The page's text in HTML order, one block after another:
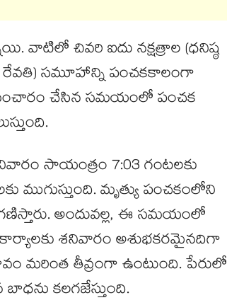
వాటిలో చివరి ఐదు నక్షత్రాల (ధనిష్ఠ
రేవతి) సమూహాన్ని పంచకకాలంగా
సంచారం చేసిన సమయంలో పంచక
సాయంత్రం 7:03 గంటలకు
ముగుస్తుంది. మృత్యు పంచకంలోని
అందువల్ల, ఈ సమయంలో
శనివారం అశుభకరమైనదిగా
మరింత తీవ్రంగా ఉంటుంది. పేరులో
కలగజేస్తుంది.